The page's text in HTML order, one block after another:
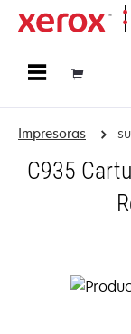
Impresoras
C935